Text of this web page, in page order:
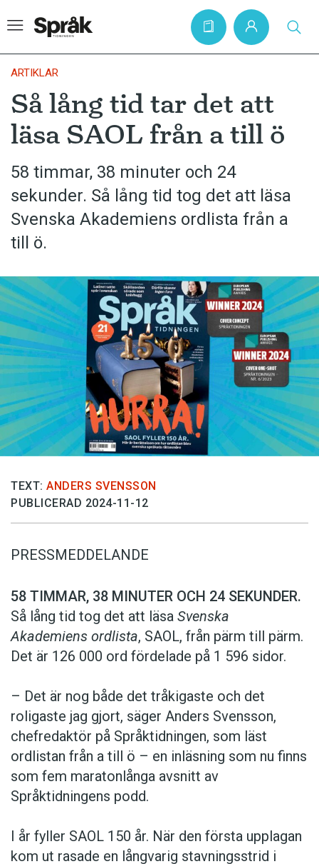
Hem
Artiklar
Krönikor
Språkfrågor
Skrivtips
Bokrecensioner
Kviss
Podden
Anmäl till språkpolisen
Föreslå nyord
Annonsera
Prenumerera
Läs Språktidningen digitalt
Press
ARTIKLAR
Så lång tid tar det att
läsa SAOL från a till ö
58 timmar, 38 minuter och 24
sekunder. Så lång tid tog det att läsa
Svenska Akademiens ordlista från a
till ö.
TEXT: ANDERS SVENSSON
PUBLICERAD 2024-11-12
PRESSMEDDELANDE
58 TIMMAR, 38 MINUTER OCH 24 SEKUNDER.
Så lång tid tog det att läsa Svenska
Akademiens ordlista, SAOL, från pärm till pärm.
Det är 126 000 ord fördelade på 1 596 sidor.
– Det är nog både det tråkigaste och det
roligaste jag gjort, säger Anders Svensson,
chefredaktör på Språktidningen, som läst
ordlistan från a till ö – en inläsning som nu finns
som fem maratonlånga avsnitt av
Språktidningens podd.
I år fyller SAOL 150 år. När den första upplagan
kom ut rasade en långvarig stavningsstrid i